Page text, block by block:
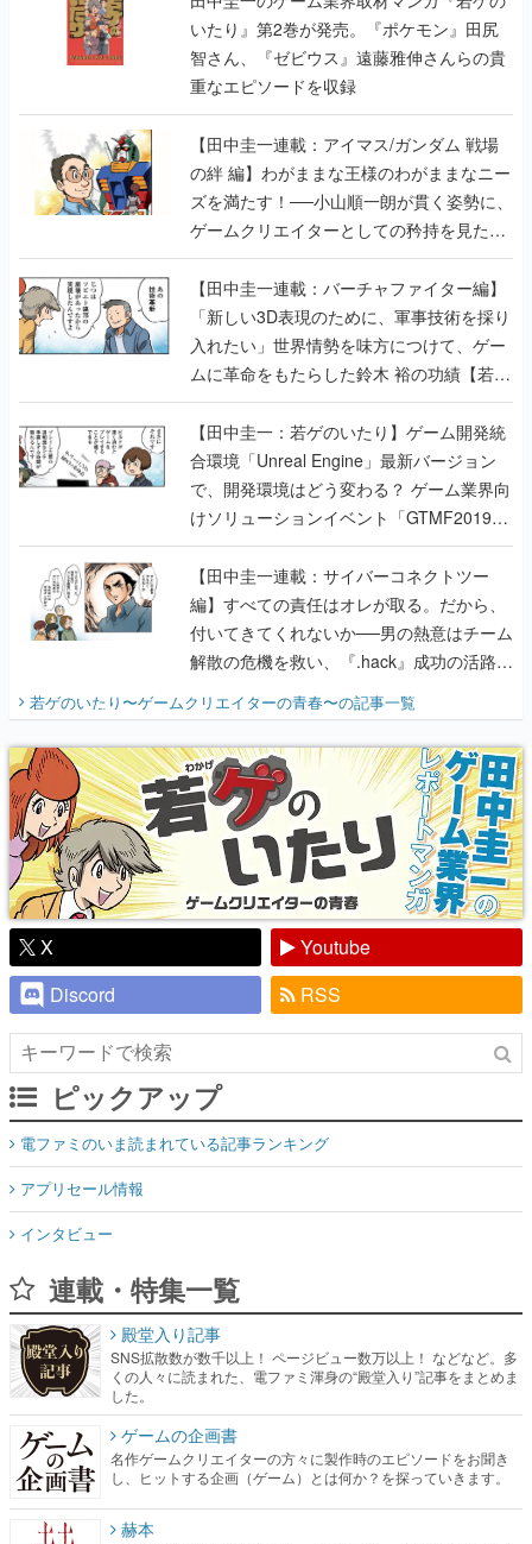
いたり』第2巻が発売。『ポケモン』田尻
智さん、『ゼビウス』遠藤雅伸さんらの貴
重なエピソードを収録
【田中圭一連載：アイマス/ガンダム 戦場
の絆 編】わがままな王様のわがままなニー
ズを満たす！──小山順一朗が貫く姿勢に、
ゲームクリエイターとしての矜持を見た
【若ゲのいたり最終回】
【田中圭一連載：バーチャファイター編】
「新しい3D表現のために、軍事技術を採り
入れたい」世界情勢を味方につけて、ゲー
ムに革命をもたらした鈴木 裕の功績【若ゲ
のいたり】
【田中圭一：若ゲのいたり】ゲーム開発統
合環境「Unreal Engine」最新バージョン
で、開発環境はどう変わる？ ゲーム業界向
けソリューションイベント「GTMF2019」
に行って、より理解を深めよう【PR】
【田中圭一連載：サイバーコネクトツー
編】すべての責任はオレが取る。だから、
付いてきてくれないか──男の熱意はチーム
解散の危機を救い、『.hack』成功の活路を
『少年ジャンプ』色だった【若ゲのいた
り】
若ゲのいたり〜ゲームクリエイターの青春〜の記事一覧
X
Youtube
Discord
RSS
ピックアップ
電ファミのいま読まれている記事ランキング
アプリセール情報
インタビュー
連載・特集一覧
殿堂入り記事
SNS拡散数が数千以上！ ページビュー数万以上！ などなど。多
くの人々に読まれた、電ファミ渾身の“殿堂入り”記事をまとめま
した。
ゲームの企画書
名作ゲームクリエイターの方々に製作時のエピソードをお聞き
し、ヒットする企画（ゲーム）とは何か？を探っていきます。
赫本